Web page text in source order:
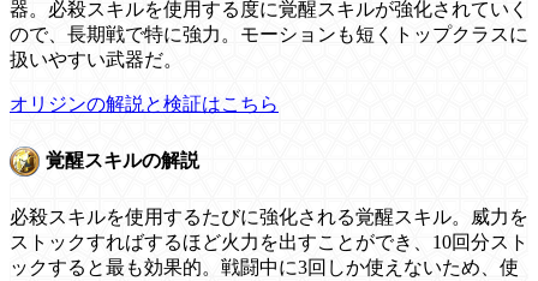
器。必殺スキルを使用する度に覚醒スキルが強化されていく
ので、長期戦で特に強力。モーションも短くトップクラスに
扱いやすい武器だ。
オリジンの解説と検証はこちら
覚醒スキルの解説
必殺スキルを使用するたびに強化される覚醒スキル。威力を
ストックすればするほど火力を出すことができ、10回分スト
ックすると最も効果的。戦闘中に3回しか使えないため、使